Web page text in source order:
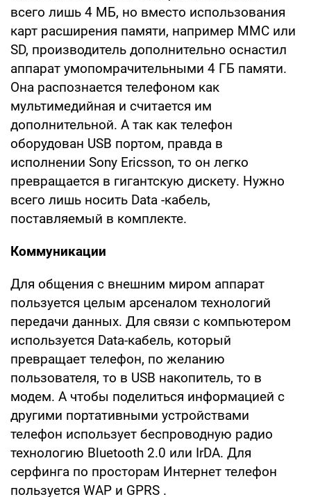
всего лишь 4 МБ, но вместо использования
карт расширения памяти, например MMC или
SD, производитель дополнительно оснастил
аппарат умопомрачительными 4 ГБ памяти.
Она распознается телефоном как
мультимедийная и считается им
дополнительной. А так как телефон
оборудован USB портом, правда в
исполнении Sony Ericsson, то он легко
превращается в гигантскую дискету. Нужно
всего лишь носить Data -кабель,
поставляемый в комплекте.
Коммуникации
Для общения с внешним миром аппарат
пользуется целым арсеналом технологий
передачи данных. Для связи с компьютером
используется Data-кабель, который
превращает телефон, по желанию
пользователя, то в USB накопитель, то в
модем. А чтобы поделиться информацией с
другими портативными устройствами
телефон использует беспроводную радио
технологию Bluetooth 2.0 или IrDA. Для
серфинга по просторам Интернет телефон
пользуется WAP и GPRS .